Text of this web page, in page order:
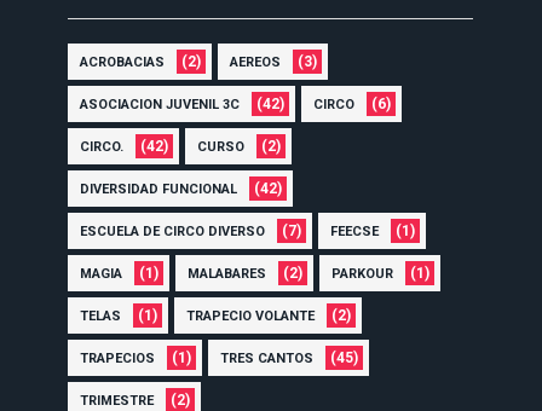
ACROBACIAS (2) AEREOS (3)
ASOCIACION JUVENIL 3C (42) CIRCO (6)
CIRCO. (42) CURSO (2)
DIVERSIDAD FUNCIONAL (42)
ESCUELA DE CIRCO DIVERSO (7) FEECSE (1)
MAGIA (1) MALABARES (2) PARKOUR (1)
TELAS (1) TRAPECIO VOLANTE (2)
TRAPECIOS (1) TRES CANTOS (45)
TRIMESTRE (2)